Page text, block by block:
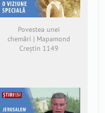
Povestea unei
chemări | Mapamond
Creștin 1149